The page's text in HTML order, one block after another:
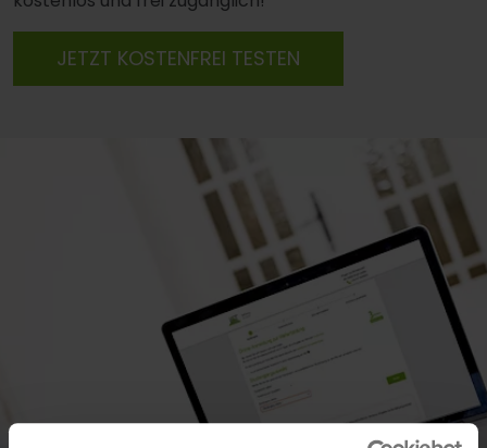
JETZT KOSTENFREI TESTEN